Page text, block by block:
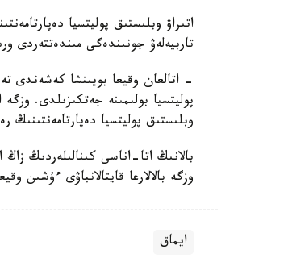
اتىراۋ وبلىستىق پوليتسيا
تاربيەلەۋ جونىندەگى مىندەتتەردى
- اتالعان وقيعا بويىنشا كەشەندى
پوليتسيا بولىمىنە جەتكىزىلدى.
وبلىستىق پوليتسيا
بالانىڭ اتا-اناسى كىنالىلەردىڭ
وزگە بالالارعا قايتالانباۋى ءۇشىن
ايماق